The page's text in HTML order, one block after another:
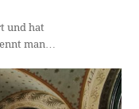
und hat
man…